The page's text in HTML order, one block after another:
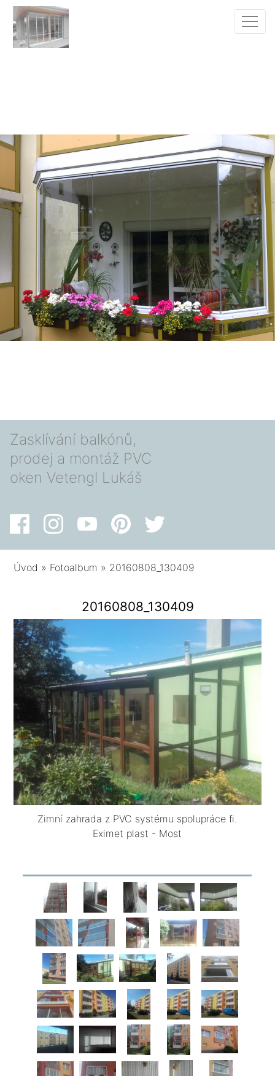
Zasklívání balkónů,
prodej a montáž PVC
oken Vetengl Lukáš
Úvod » Fotoalbum » 20160808_130409
20160808_130409
Zimní zahrada z PVC systému spolupráce fi.
Eximet plast - Most